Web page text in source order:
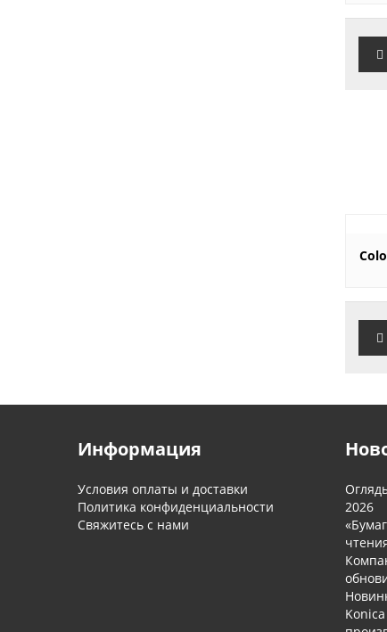
Информация
Условия оплаты и доставки
Политика конфиденциальности
Свяжитесь с нами
2026